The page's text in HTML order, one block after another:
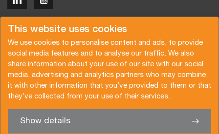
This website uses cookies
We use cookies to personalise content and ads, to provide
social media features and to analyse our traffic. We also
share information about your use of our site with our social
media, advertising and analytics partners who may combine
it with other information that you’ve provided to them or that
they’ve collected from your use of their services.
Show details
Copyright © 2026 Van der Vlist
Request a quote
Subscribe to the newsletter
General terms and conditions
Privacy policy
Brochure
Certifications